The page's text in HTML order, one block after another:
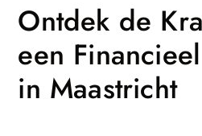
Ontdek de
een
in Maastricht